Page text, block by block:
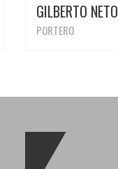
GILBERTO NETO
PORTERO